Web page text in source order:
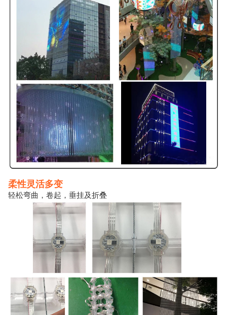
柔性灵活多变
轻松弯曲，卷起，垂挂及折叠